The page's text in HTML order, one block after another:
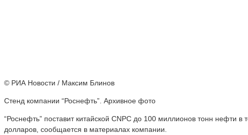
© РИА Новости / Максим Блинов
Стенд компании “Роснефть”. Архивное фото
“Роснефть” поставит китайской CNPC до 100 миллионов тонн нефти
долларов, сообщается в материалах компании.